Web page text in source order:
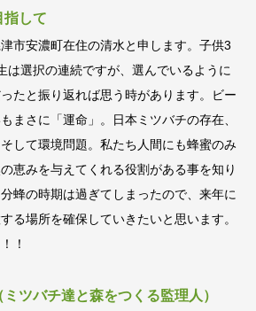
指して
市安濃町在住の清水と申します。子供3
は選択の連続ですが、選んでいるように
たと振り返れば思う時があります。ビー
まさに「運命」。日本ミツバチの存在、
して環境問題。私たち人間にも蜂蜜のみ
恵みを与えてくれる役割がある事を知り
蜂の時期は過ぎてしまったので、来年に
る場所を確保していきたいと思います。
！
ツバチ達と森をつくる監理人）